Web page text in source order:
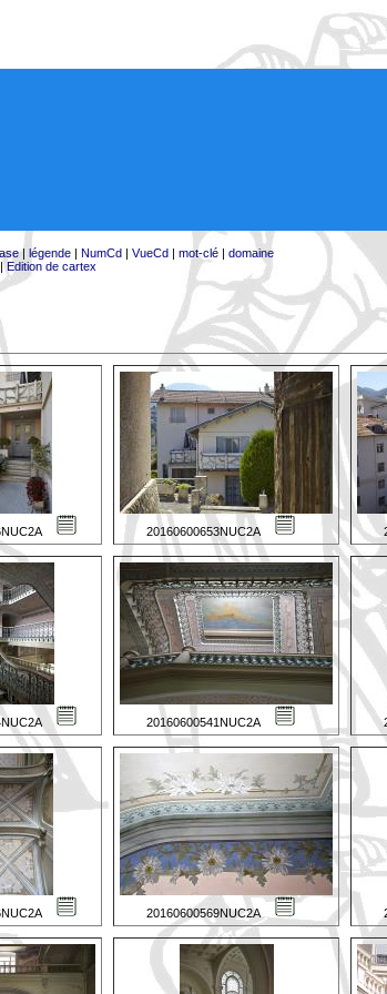
| légende| NumCd| VueCd| mot-clé| domaine
Edition de cartex
20160600653NUC2A
20160600541NUC2A
20160600569NUC2A